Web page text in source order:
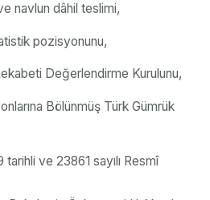
navlun dâhil teslimi,
pozisyonunu,
Değerlendirme Kurulunu,
Bölünmüş Türk Gümrük
ve 23861 sayılı Resmî